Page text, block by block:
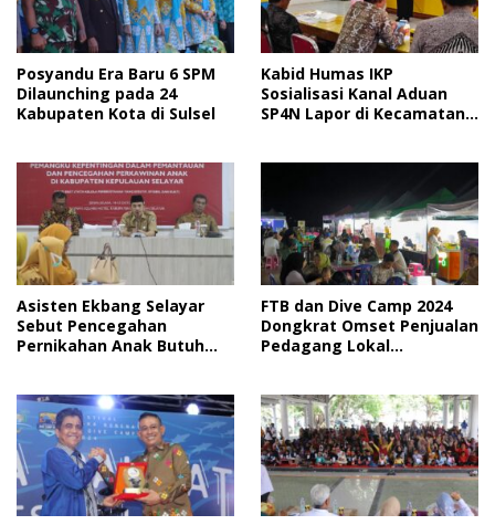
Posyandu Era Baru 6 SPM
Dilaunching pada 24
Kabupaten Kota di Sulsel
Kabid Humas IKP
Sosialisasi Kanal Aduan
SP4N Lapor di Kecamatan
Asisten Ekbang Selayar
Sebut Pencegahan
Pernikahan Anak Butuh
FTB dan Dive Camp 2024
Dongkrat Omset Penjualan
Pedagang Lokal